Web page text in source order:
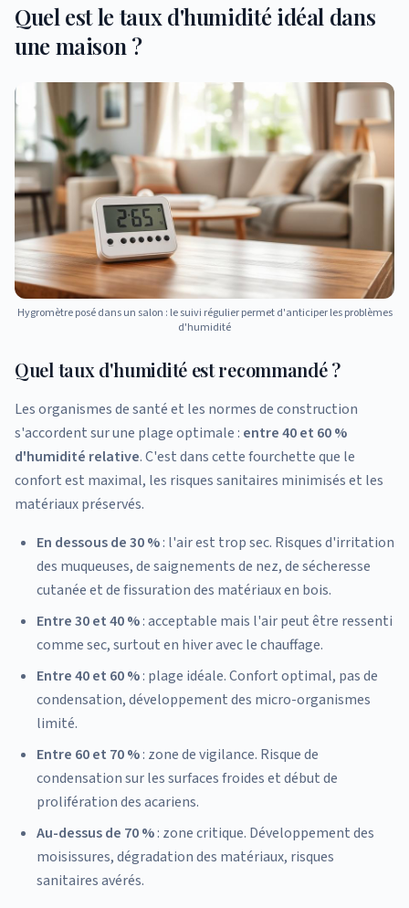
Quel est le taux d'humidité idéal dans
une maison ?
Hygromètre posé dans un salon : le suivi régulier permet d'anticiper les problèmes
d'humidité
Quel taux d'humidité est recommandé ?
Les organismes de santé et les normes de construction
s'accordent sur une plage optimale : entre 40 et 60 %
d'humidité relative. C'est dans cette fourchette que le
confort est maximal, les risques sanitaires minimisés et les
matériaux préservés.
En dessous de 30 %: l'air est trop sec. Risques d'irritation
des muqueuses, de saignements de nez, de sécheresse
cutanée et de fissuration des matériaux en bois.
Entre 30 et 40 %: acceptable mais l'air peut être ressenti
comme sec, surtout en hiver avec le chauffage.
Entre 40 et 60 %: plage idéale. Confort optimal, pas de
condensation, développement des micro-organismes
limité.
Entre 60 et 70 %: zone de vigilance. Risque de
condensation sur les surfaces froides et début de
prolifération des acariens.
Au-dessus de 70 %: zone critique. Développement des
moisissures, dégradation des matériaux, risques
sanitaires avérés.